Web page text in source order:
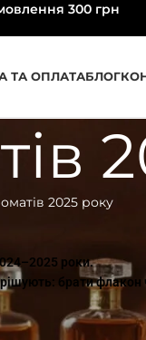
300 грн
ТА ОПЛАТАБЛОГ
2025 року
роки.
брати флакон